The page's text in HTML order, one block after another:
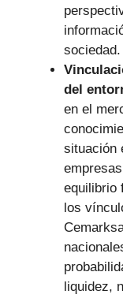
sociedad.
del
en el
situación
equilibrio
los
liquidez,